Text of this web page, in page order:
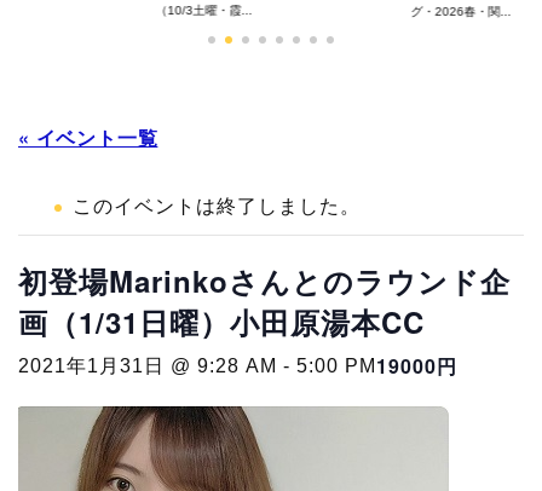
（10/3土曜・霞...
グ・2026春・関...
« イベント一覧
このイベントは終了しました。
初登場Marinkoさんとのラウンド企
画（1/31日曜）小田原湯本CC
2021年1月31日 @ 9:28 AM - 5:00 PM 19000円